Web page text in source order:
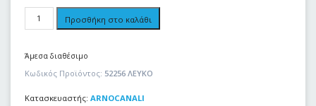
Προσθήκη στο καλάθι
Άμεσα διαθέσιμο
Κωδικός Προϊόντος: 52256 ΛΕΥΚΟ
Κατασκευαστής: ARNOCANALI